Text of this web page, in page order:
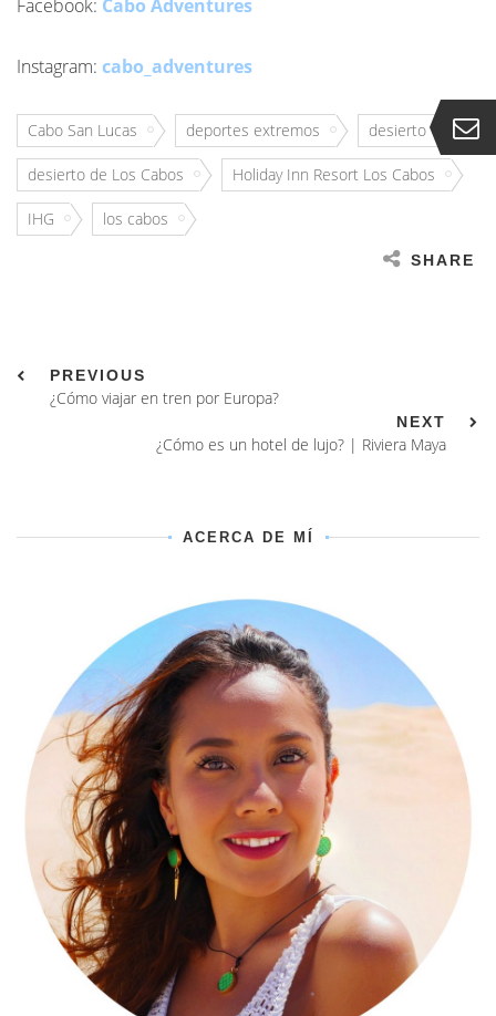
Facebook: Cabo Adventures
Instagram: cabo_adventures
Cabo San Lucas deportes extremos desierto
desierto de Los Cabos Holiday Inn Resort Los Cabos
IHG los cabos
SHARE
PREVIOUS
¿Cómo viajar en tren por Europa?
NEXT
¿Cómo es un hotel de lujo? | Riviera Maya
ACERCA DE MÍ